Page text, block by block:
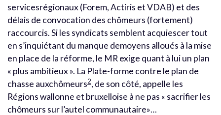
servicesrégionaux (Forem, Actiris et VDAB) et des
délais de convocation des chômeurs (fortement)
raccourcis. Si les syndicats semblent acquiescer tout
en s’inquiétant du manque demoyens alloués à la mise
en place de la réforme, le MR exige quant à lui un plan
« plus ambitieux ». La Plate-forme contre le plan de
chasse auxchômeurs2, de son côté, appelle les
Régions wallonne et bruxelloise à ne pas « sacrifier les
chômeurs sur l’autel communautaire»…